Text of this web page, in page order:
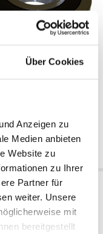
Über Cookies
Anzeigen zu
Medien anbieten
Website zu
zu Ihrer
Partner für
weiter. Unsere
mit
bereitgestellt
71 €
Jetzt kaufen
Eingangswelle, vorne